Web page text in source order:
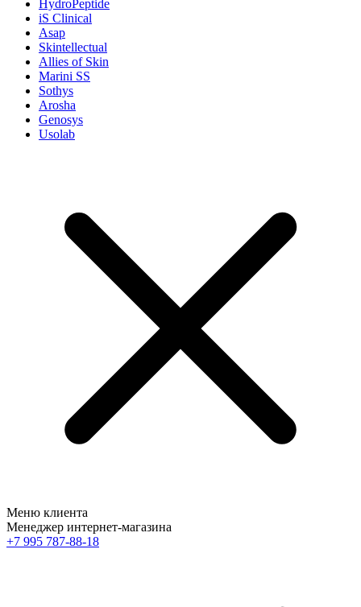
HydroPeptide
iS Clinical
Asap
Skintellectual
Allies of Skin
Marini SS
Sothys
Arosha
Genosys
Usolab
Меню клиента
Менеджер интернет-магазина
+7 995 787-88-18